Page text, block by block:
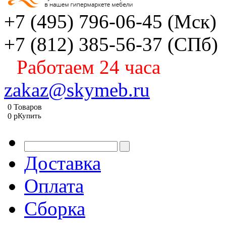
+7 (495) 796-06-45 (Мск)
+7 (812) 385-56-37 (СПб)
Работаем 24 часа
zakaz@skymeb.ru
0 Товаров
0 pКупить
Доставка
Оплата
Сборка